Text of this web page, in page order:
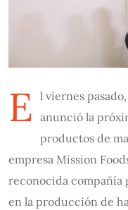
E l viernes
anunció la
productos de
empresa Mission
reconocida compañía
en la producción de